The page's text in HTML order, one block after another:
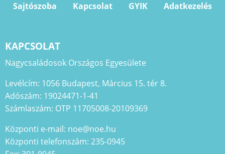
Sajtószoba
Kapcsolat GYIK Adatkezelés
KAPCSOLAT
Nagycsaládosok Országos Egyesülete
Levélcím: 1056 Budapest, Március 15. tér 8.
Adószám: 19024471-1-41
Számlaszám: OTP 11705008-20109369
Központi e-mail: noe@noe.hu
Központi telefonszám: 235-0945